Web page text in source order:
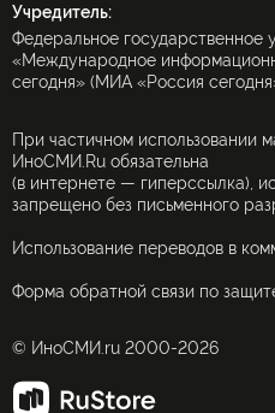
Учредитель:
Федеральное государственное
«Международное
сегодня» (МИА «Россия
При частичном использовании
ИноСМИ.Ru обязательна
(в интернете — гиперссылка),
запрещено без письменного
Использование переводов в
Форма обратной связи по
© ИноСМИ.ru 2000-2026